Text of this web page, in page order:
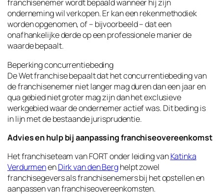
franchisenemer wordt bepaald wanneer hij zijn
onderneming wil verkopen. Er kan een rekenmethodiek
worden opgenomen, of – bijvoorbeeld – dat een
onafhankelijke derde op een professionele manier de
waarde bepaalt.
Beperking concurrentiebeding
De Wet franchise bepaalt dat het concurrentiebeding van
de franchisenemer niet langer mag duren dan een jaar en
qua gebied niet groter mag zijn dan het exclusieve
werkgebied waar de ondernemer actief was. Dit beding is
in lijn met de bestaande jurisprudentie.
Advies en hulp bij aanpassing franchiseovereenkomst
Het franchiseteam van FORT onder leiding vanKatinka
VerdurmenenDirk van den Berghelpt zowel
franchisegevers als franchisenemers bij het opstellen en
aanpassen van franchiseovereenkomsten.